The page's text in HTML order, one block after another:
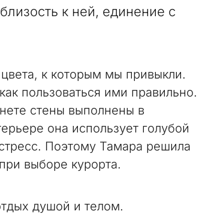
к ней, единение с
к которым мы привыкли.
пользоваться ими правильно.
стены выполнены в
она использует голубой
Поэтому Тамара решила
выборе курорта.
душой и телом.